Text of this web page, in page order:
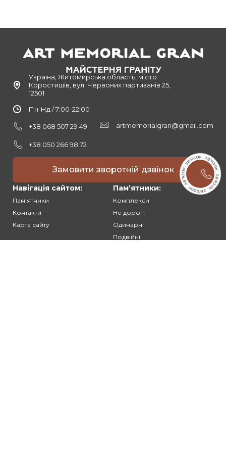
Україна, Житомирська область, місто
Коростишів, вул. Червоних партизанів 25,
12501
Пн-Нд / 7:00-22:00
+38 068 507 29 49
+38 050 266 98 72
artmemorialgran@gmail.com
Замовити зворотній дзвінок
Навігація сайтом:
Памʼятники
Контакти
Карта сайту
Памʼятники:
Комплекси
Не дорогі
Одинарні
Подвійні